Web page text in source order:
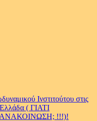
Ινστιτούτου στις
( ΓΙΑΤΙ
!!!)!